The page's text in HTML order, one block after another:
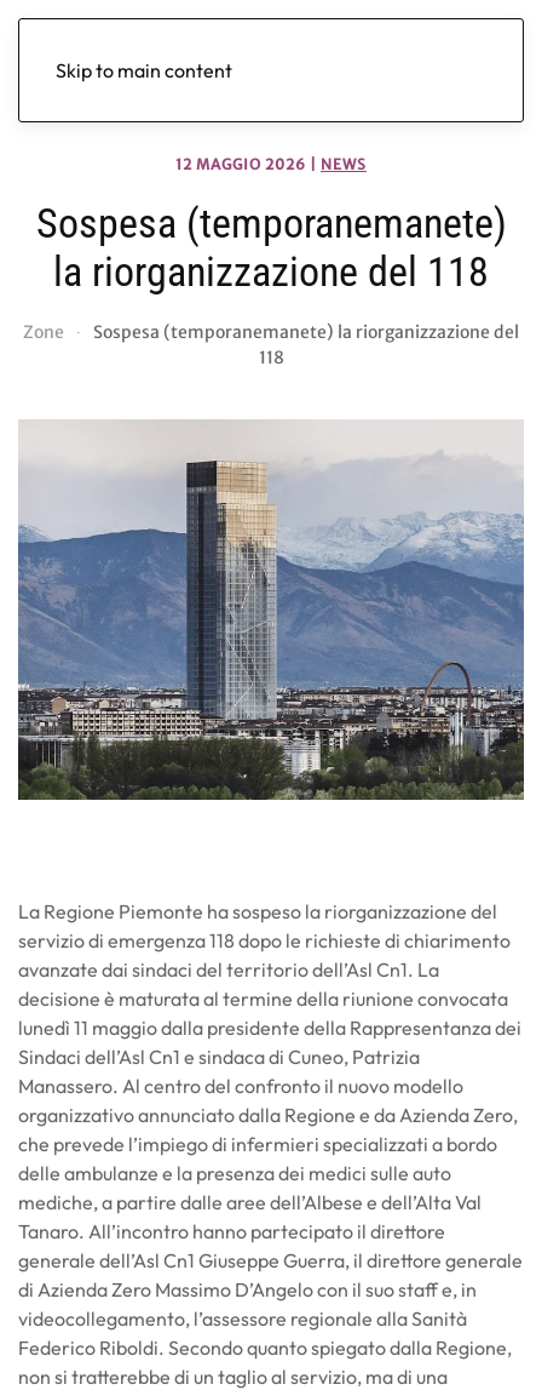
Skip to main content
12 MAGGIO 2026 NEWS
Sospesa (temporanemanete)
la riorganizzazione del 118
Zone
Sospesa (temporanemanete) la riorganizzazione del
118
La Regione Piemonte ha sospeso la riorganizzazione del
servizio di emergenza 118 dopo le richieste di chiarimento
avanzate dai sindaci del territorio dell’Asl Cn1. La
decisione è maturata al termine della riunione convocata
lunedì 11 maggio dalla presidente della Rappresentanza dei
Sindaci dell’Asl Cn1 e sindaca di Cuneo, Patrizia
Manassero. Al centro del confronto il nuovo modello
organizzativo annunciato dalla Regione e da Azienda Zero,
che prevede l’impiego di infermieri specializzati a bordo
delle ambulanze e la presenza dei medici sulle auto
mediche, a partire dalle aree dell’Albese e dell’Alta Val
Tanaro. All’incontro hanno partecipato il direttore
generale dell’Asl Cn1 Giuseppe Guerra, il direttore generale
di Azienda Zero Massimo D’Angelo con il suo staff e, in
videocollegamento, l’assessore regionale alla Sanità
Federico Riboldi. Secondo quanto spiegato dalla Regione,
non si tratterebbe di un taglio al servizio, ma di una